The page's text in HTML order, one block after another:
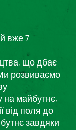
вже 7
що дбає
розвиваємо
на майбутнє,
від поля до
завдяки